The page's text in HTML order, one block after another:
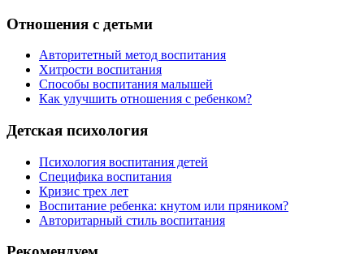
Отношения с детьми
Авторитетный метод воспитания
Хитрости воспитания
Способы воспитания малышей
Как улучшить отношения с ребенком?
Детская психология
Психология воспитания детей
Специфика воспитания
Кризис трех лет
Воспитание ребенка: кнутом или пряником?
Авторитарный стиль воспитания